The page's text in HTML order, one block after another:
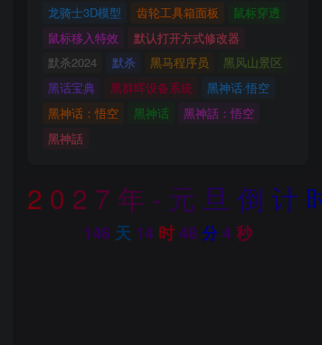
龙骑士3D模型
齿轮工具箱面板
鼠标穿透
鼠标移入特效
默认打开方式修改器
默杀2024
默杀 黑马程序员
黑风山景区
黑话宝典
黑群晖设备系统
黑神话·悟空
黑神话：悟空
黑神话
黑神話：悟空
黑神話
2 0 2 7 年 - 元 旦 倒 计
146 天 14 时48 分2 秒